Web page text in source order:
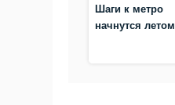
Шаги к метро
начнутся летом